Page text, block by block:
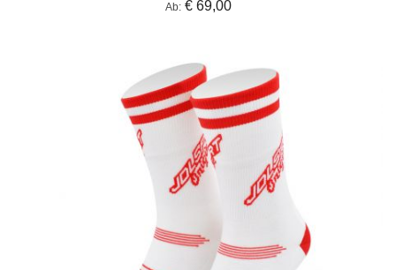
Ab € 69,00